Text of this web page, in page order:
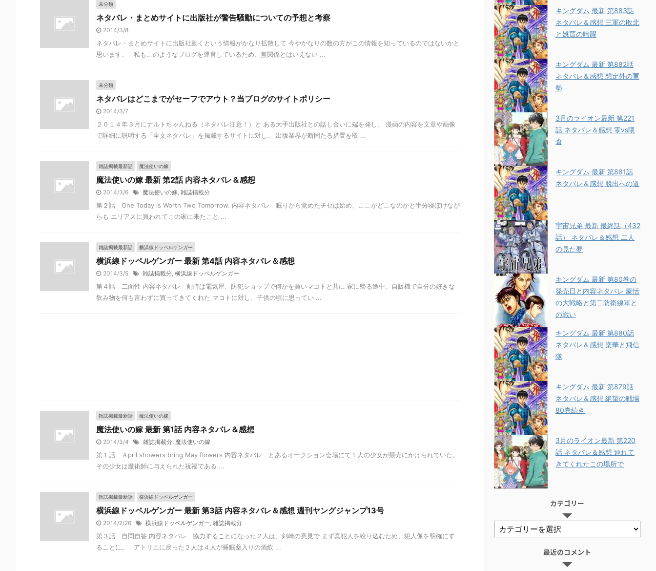
未分類
ネタバレ・まとめサイトに出版社が警告騒動についての予想と考察
2014/3/8
ネタバレ・まとめサイトに出版社動くという情報がかなり拡散して 今やかなりの数の方がこの情報を知っているのではないかと
思います。 私もこのようなブログを運営しているため、無関係とはいえない ...
未分類
ネタバレはどこまでがセーフでアウト？当ブログのサイトポリシー
2014/3/7
２０１４年３月にナルトちゃんねる（ネタバレ注意！）と ある大手出版社との話し合いに端を発し、 漫画の内容を文章や画像
で詳細に説明する「全文ネタバレ」を掲載するサイトに対し、 出版業界が断固たる措置を取 ...
雑誌掲載最新話 魔法使いの嫁
魔法使いの嫁 最新 第2話 内容ネタバレ＆感想
2014/3/6 魔法使いの嫁 雑誌掲載分
第２話 One Today is Worth Two Tomorrow. 内容ネタバレ 眠りから覚めたチセは始め、ここがどこなのかと半分寝ぼけなが
らも エリアスに買われてこの家に来たこと ...
雑誌掲載最新話 横浜線ドッペルゲンガー
横浜線ドッペルゲンガー 最新 第4話 内容ネタバレ＆感想
2014/3/5 雑誌掲載分 横浜線ドッペルゲンガー
第４話 二面性 内容ネタバレ 剣崎は電気屋、防犯ショップで何かを買いマコトと共に 家に帰る途中、自販機で自分の好きな
飲み物を何も言わずに買ってきてくれた マコトに対し、子供の頃に思ってい ...
雑誌掲載最新話 魔法使いの嫁
魔法使いの嫁 最新 第1話 内容ネタバレ＆感想
2014/3/4 雑誌掲載分 魔法使いの嫁
第１話 Ａpril showers bring May flowers 内容ネタバレ とあるオークション会場にて１人の少女が競売にかけられていた。
その少女は魔術師に与えられた祝福である ...
雑誌掲載最新話 横浜線ドッペルゲンガー
横浜線ドッペルゲンガー 最新 第3話 内容ネタバレ＆感想 週刊ヤングジャンプ13号
2014/2/26 横浜線ドッペルゲンガー 雑誌掲載分
第３話 自問自答 内容ネタバレ 協力することになった２人は、剣崎の意見で まず真犯人を絞り込むため、犯人像を明確にす
ることに。 アトリエに戻った２人は４人が睡眠薬入りの酒飲 ...
キングダム 最新 第883話
ネタバレ＆感想 三軍の敗北
と姚賈の暗躍
キングダム 最新 第882話
ネタバレ＆感想 想定外の軍
勢
3月のライオン最新 第221
話 ネタバレ＆感想 零vs隈
倉
キングダム 最新 第881話
ネタバレ＆感想 脱出への道
宇宙兄弟 最新 最終話（432
話） ネタバレ＆感想 二人
の見た夢
キングダム 最新 第80巻の
発売日と内容ネタバレ 蒙恬
の大戦略と第二防衛線軍と
の戦い
キングダム 最新 第880話
ネタバレ＆感想 楽華と飛信
隊
キングダム 最新 第879話
ネタバレ＆感想 絶望の戦場
80巻続き
3月のライオン最新 第220
話 ネタバレ＆感想 連れて
きてくれたこの場所で
カテゴリー
最近のコメント